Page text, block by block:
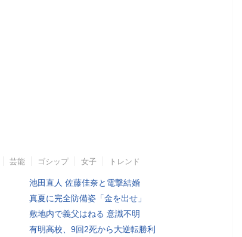
芸能 ゴシップ 女子 トレンド
池田直人 佐藤佳奈と電撃結婚
真夏に完全防備姿「金を出せ」
敷地内で義父はねる 意識不明
有明高校、9回2死から大逆転勝利